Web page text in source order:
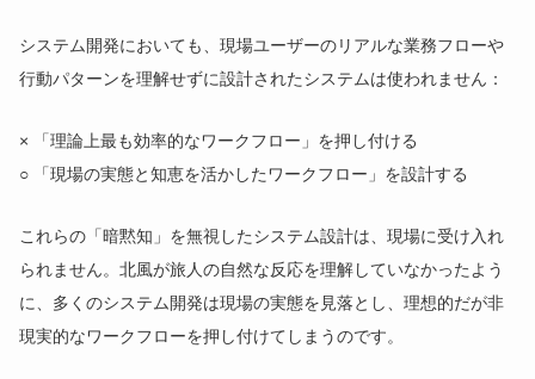
システム開発においても、現場ユーザーのリアルな業務フローや
行動パターンを理解せずに設計されたシステムは使われません：
× 「理論上最も効率的なワークフロー」を押し付ける
○ 「現場の実態と知恵を活かしたワークフロー」を設計する
これらの「暗黙知」を無視したシステム設計は、現場に受け入れ
られません。北風が旅人の自然な反応を理解していなかったよう
に、多くのシステム開発は現場の実態を見落とし、理想的だが非
現実的なワークフローを押し付けてしまうのです。